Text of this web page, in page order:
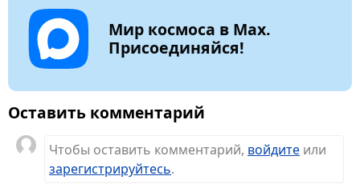
Мир космоса в Max.
Присоединяйся!
Оставить комментарий
Чтобы оставить комментарий, войдите или
зарегистрируйтесь.